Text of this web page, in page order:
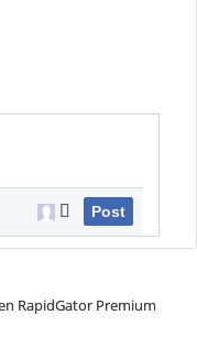
Post
RapidGator Premium